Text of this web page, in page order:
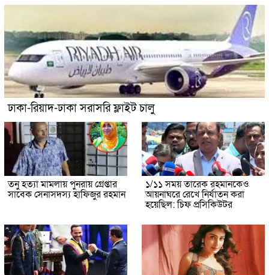
ঢাকা-রিয়াদ-ঢাকা সরাসরি ফ্লাইট চালু
তনু হত্যা মামলায় পুনরায় গ্রেপ্তার
সাবেক সেনাসদস্য হাফিজুর রহমান
১/১১ সময় তারেক রহমানকেও
আয়নাঘরে রেখে নির্যাতন করা
হয়েছিল: চিফ প্রসিকিউটর